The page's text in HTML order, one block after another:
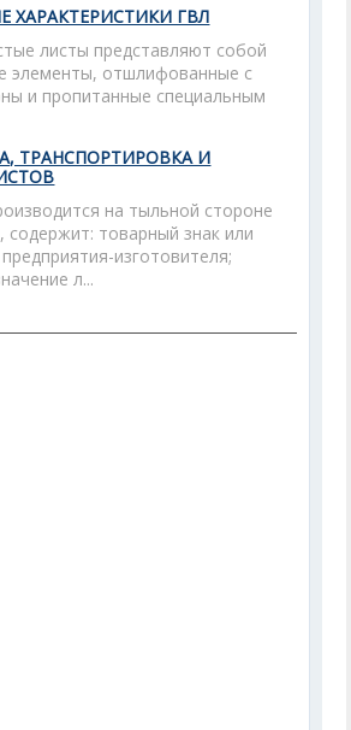
ХАРАКТЕРИСТИКИ ГВЛ
листы представляют собой
элементы, отшлифованные с
и пропитанные специальным
ТРАНСПОРТИРОВКА И
на тыльной стороне
содержит: товарный знак или
изготовителя;
л...